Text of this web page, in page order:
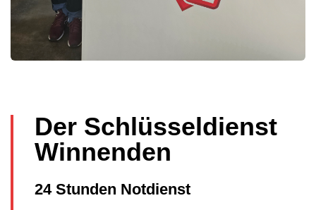
Der Schlüsseldienst
Winnenden
24 Stunden Notdienst